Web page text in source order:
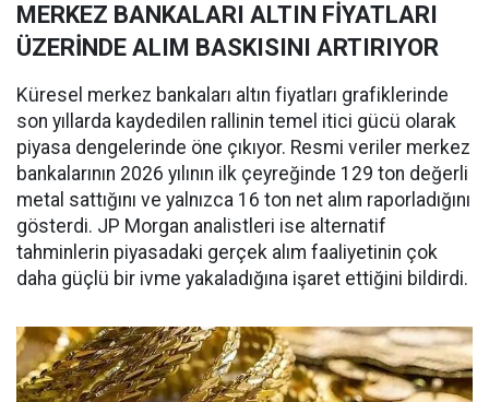
MERKEZ BANKALARI ALTIN FİYATLARI
ÜZERİNDE ALIM BASKISINI ARTIRIYOR
Küresel merkez bankaları altın fiyatları grafiklerinde
son yıllarda kaydedilen rallinin temel itici gücü olarak
piyasa dengelerinde öne çıkıyor. Resmi veriler merkez
bankalarının 2026 yılının ilk çeyreğinde 129 ton değerli
metal sattığını ve yalnızca 16 ton net alım raporladığını
gösterdi. JP Morgan analistleri ise alternatif
tahminlerin piyasadaki gerçek alım faaliyetinin çok
daha güçlü bir ivme yakaladığına işaret ettiğini bildirdi.